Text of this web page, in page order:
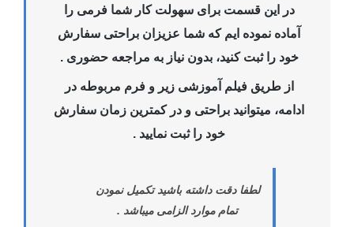
در این قسمت برای سهولت کار شما فرمی را
آماده نموده ایم که شما عزیزان براحتی سفارش
خود را ثبت کنید، بدون نیاز به مراجعه حضوری .
از طریق فیلم آموزشی زیر و فرم مربوطه در
ادامه، میتوانید براحتی و در کمترین زمان سفارش
خود را ثبت نمایید .
لطفا دقت داشته باشید تکمیل نمودن
تمام موارد الزامی میباشد .